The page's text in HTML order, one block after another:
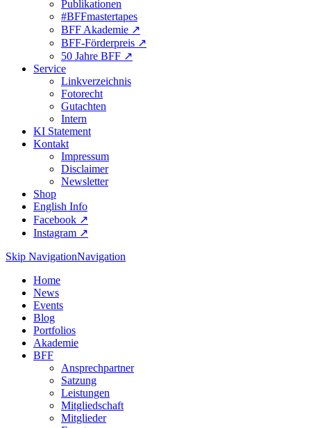
Publikationen
#BFFmastertapes
BFF Akademie ↗︎
BFF-Förderpreis ↗︎
50 Jahre BFF ↗︎
Service
Linkverzeichnis
Fotorecht
Gutachten
Intern
KI Statement
Kontakt
Impressum
Disclaimer
Newsletter
Shop
English Info
Facebook ↗︎
Instagram ↗︎
Skip NavigationNavigation
Home
News
Events
Blog
Portfolios
Akademie
BFF
Ansprechpartner
Satzung
Leistungen
Mitgliedschaft
Mitglieder